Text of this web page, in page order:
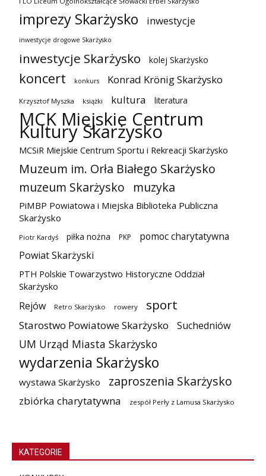
imprezy Skarżysko inwestycje
inwestycje drogowe Skarżysko
inwestycje Skarżysko kolej Skarżysko
koncert konkurs Konrad Krönig Skarżysko
Krzysztof Myszka książki kultura literatura
MCK Miejskie Centrum
Kultury Skarżysko
MCSiR Miejskie Centrum Sportu i Rekreacji Skarżysko
Muzeum im. Orła Białego Skarżysko
muzeum Skarżysko
muzyka
PiMBP Powiatowa i Miejska Biblioteka Publiczna
Skarżysko
Piotr Kardyś piłka nożna PKP
pomoc charytatywna
Powiat Skarżyski
PTH Polskie Towarzystwo Historyczne Oddział
Skarżysko
Rejów Retro Skarżysko rowery sport
Starostwo Powiatowe Skarżysko Suchedniów
UM Urząd Miasta Skarżysko
wydarzenia Skarżysko
wystawa Skarżysko zaproszenia Skarżysko
zbiórka charytatywna zespół Perły z Lamusa Skarżysko
KATEGORIE